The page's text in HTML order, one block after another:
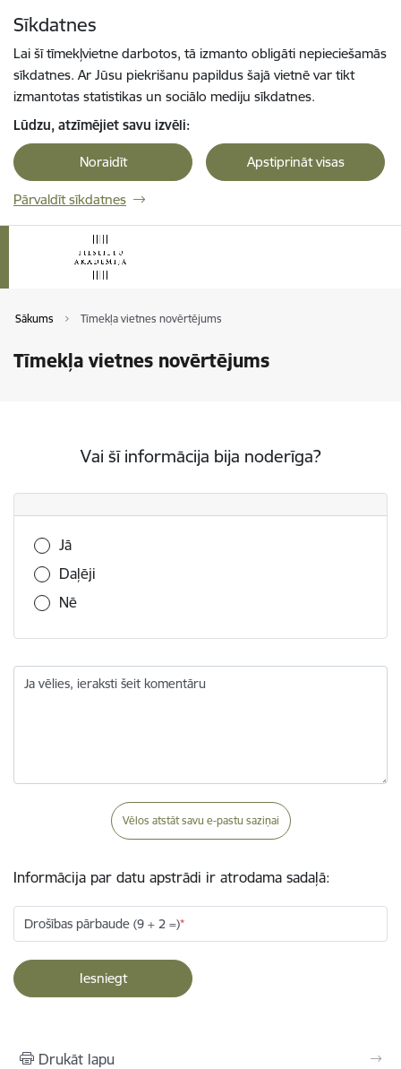
Sīkdatnes
Lai šī tīmekļvietne darbotos, tā izmanto obligāti nepieciešamās
sīkdatnes. Ar Jūsu piekrišanu papildus šajā vietnē var tikt
izmantotas statistikas un sociālo mediju sīkdatnes.
Lūdzu, atzīmējiet savu izvēli:
Noraidīt Apstiprināt visas
Pārvaldīt sīkdatnes
Sākums Tīmekļa vietnes novērtējums
Tīmekļa vietnes novērtējums
Vai šī informācija bija noderīga?
Vai šī informācija bija noderīga?
Jā
Daļēji
Nē
Ja vēlies, ieraksti šeit komentāru
Vēlos atstāt savu e-pastu saziņai
Informācija par datu apstrādi ir atrodama sadaļā:
Drošības pārbaude (9 + 2 =)
Drukāt lapu